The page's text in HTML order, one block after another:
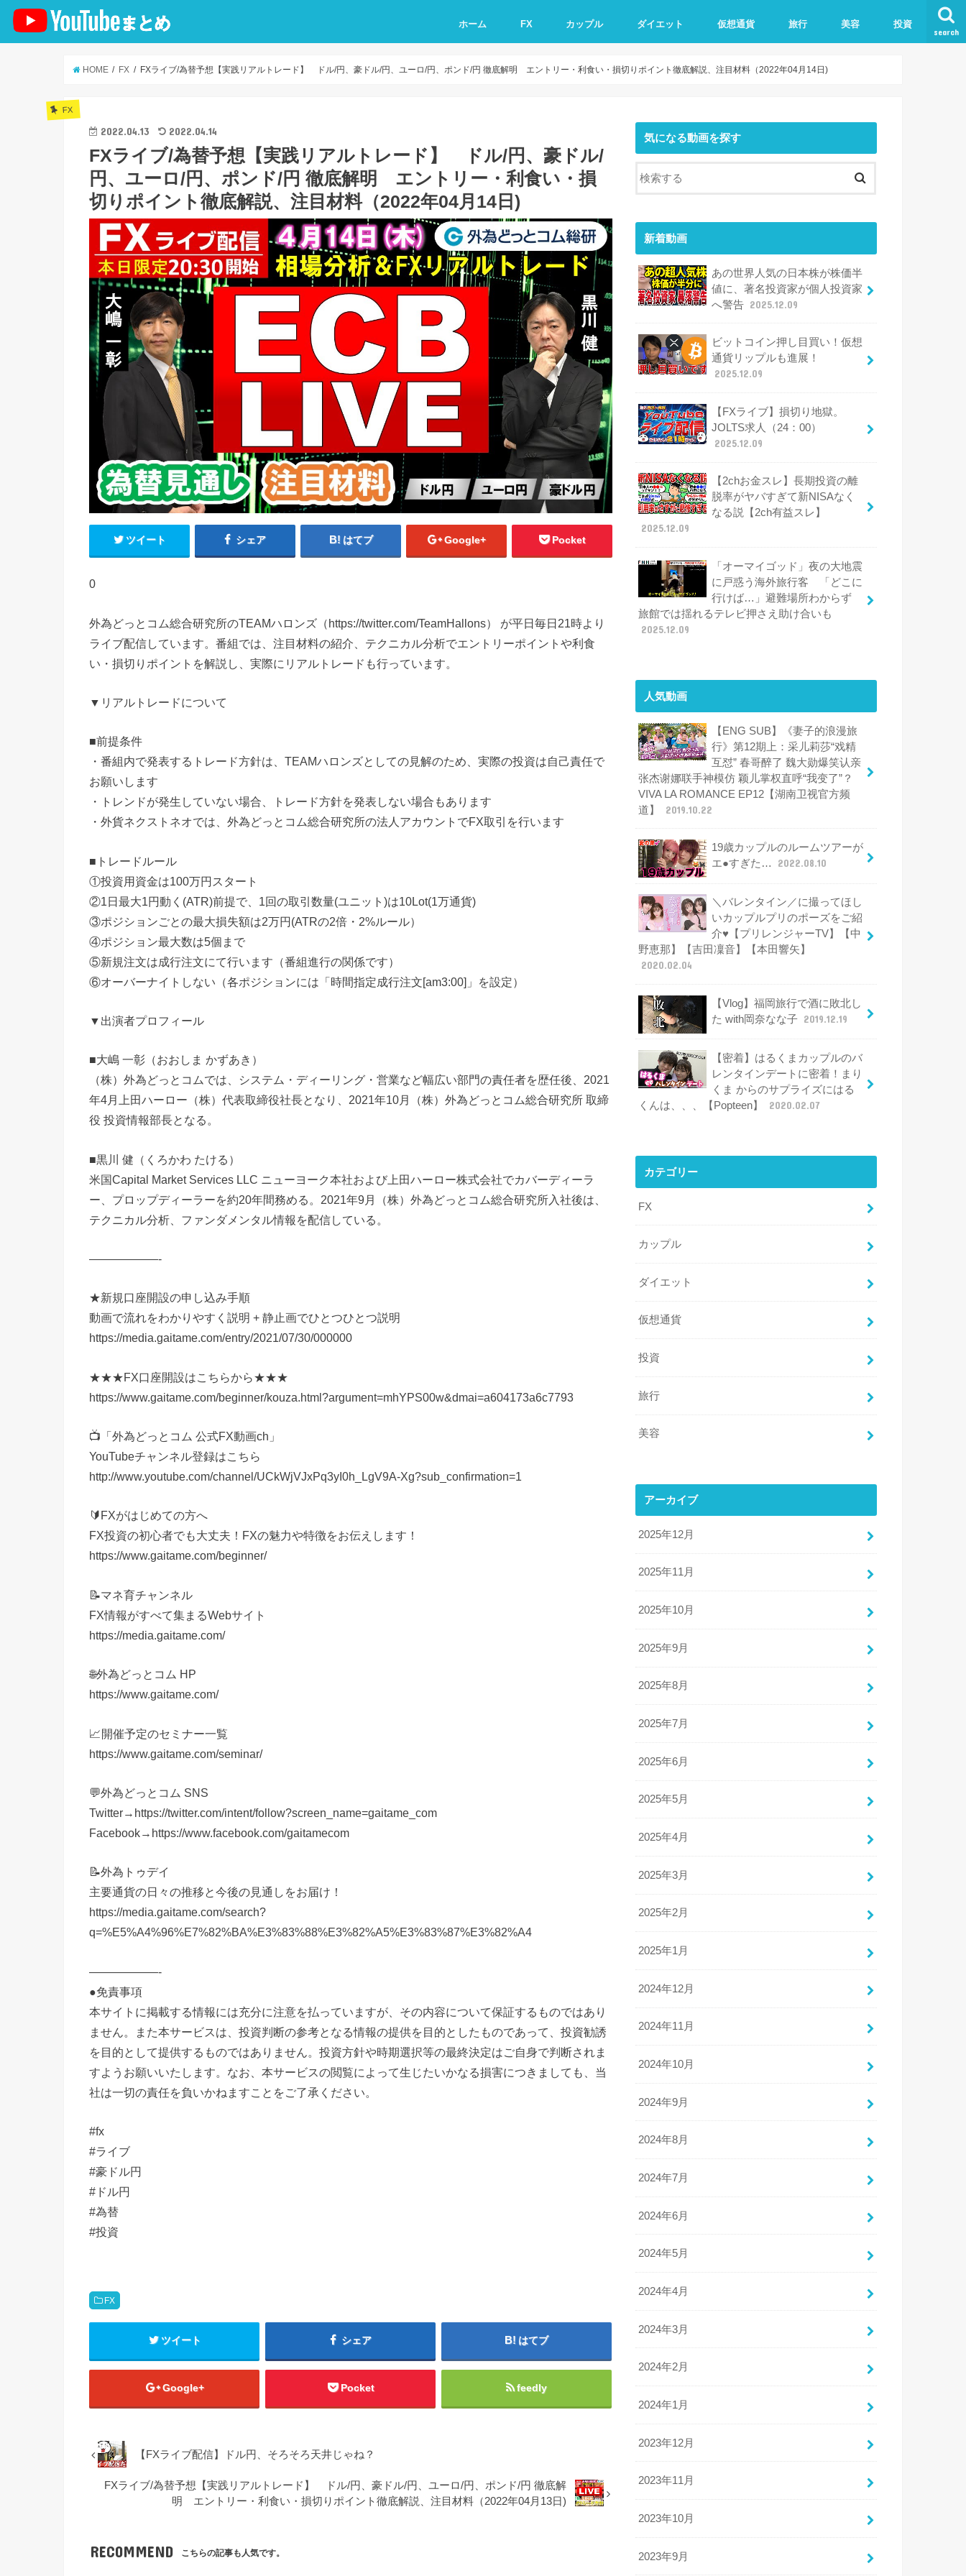
search
ホーム FX カップル ダイエット 仮想通貨 旅行 美容 投資
HOME FX FXライブ/為替予想【実践リアルトレード】 ドル/円、豪ドル/円、ユーロ/円、ポンド/円 徹底解明 エントリー・利食い・損切りポイント徹底解説、注目材料（2022年04月14日)
FX
2022.04.13 2022.04.14
FXライブ/為替予想【実践リアルトレード】 ドル/円、豪ドル/
円、ユーロ/円、ポンド/円 徹底解明 エントリー・利食い・損
切りポイント徹底解説、注目材料（2022年04月14日)
ツイート シェア はてブ Google+ Pocket
0
外為どっとコム総合研究所のTEAMハロンズ（https://twitter.com/TeamHallons） が平日毎日21時より
ライブ配信しています。番組では、注目材料の紹介、テクニカル分析でエントリーポイントや利食
い・損切りポイントを解説し、実際にリアルトレードも行っています。
▼リアルトレードについて
■前提条件
・番組内で発表するトレード方針は、TEAMハロンズとしての見解のため、実際の投資は自己責任で
お願いします
・トレンドが発生していない場合、トレード方針を発表しない場合もあります
・外貨ネクストネオでは、外為どっとコム総合研究所の法人アカウントでFX取引を行います
■トレードルール
①投資用資金は100万円スタート
②1日最大1円動く(ATR)前提で、1回の取引数量(ユニット)は10Lot(1万通貨)
③ポジションごとの最大損失額は2万円(ATRの2倍・2%ルール）
④ポジション最大数は5個まで
⑤新規注文は成行注文にて行います（番組進行の関係です）
⑥オーバーナイトしない（各ポジションには「時間指定成行注文[am3:00]」を設定）
▼出演者プロフィール
■大嶋 一彰（おおしま かずあき）
（株）外為どっとコムでは、システム・ディーリング・営業など幅広い部門の責任者を歴任後、2021
年4月上田ハーロー（株）代表取締役社長となり、2021年10月（株）外為どっとコム総合研究所 取締
役 投資情報部長となる。
■黒川 健（くろかわ たける）
米国Capital Market Services LLC ニューヨーク本社および上田ハーロー株式会社でカバーディーラ
ー、プロップディーラーを約20年間務める。2021年9月（株）外為どっとコム総合研究所入社後は、
テクニカル分析、ファンダメンタル情報を配信している。
——————-
★新規口座開設の申し込み手順
動画で流れをわかりやすく説明 + 静止画でひとつひとつ説明
https://media.gaitame.com/entry/2021/07/30/000000
★★★FX口座開設はこちらから★★★
https://www.gaitame.com/beginner/kouza.html?argument=mhYPS00w&dmai=a604173a6c7793
📺「外為どっとコム 公式FX動画ch」
YouTubeチャンネル登録はこちら
http://www.youtube.com/channel/UCkWjVJxPq3yI0h_LgV9A-Xg?sub_confirmation=1
🔰FXがはじめての方へ
FX投資の初心者でも大丈夫！FXの魅力や特徴をお伝えします！
https://www.gaitame.com/beginner/
📝マネ育チャンネル
FX情報がすべて集まるWebサイト
https://media.gaitame.com/
🌐外為どっとコム HP
https://www.gaitame.com/
📈開催予定のセミナー一覧
https://www.gaitame.com/seminar/
💬外為どっとコム SNS
Twitter→https://twitter.com/intent/follow?screen_name=gaitame_com
Facebook→https://www.facebook.com/gaitamecom
📝外為トゥデイ
主要通貨の日々の推移と今後の見通しをお届け！
https://media.gaitame.com/search?
q=%E5%A4%96%E7%82%BA%E3%83%88%E3%82%A5%E3%83%87%E3%82%A4
——————-
●免責事項
本サイトに掲載する情報には充分に注意を払っていますが、その内容について保証するものではあり
ません。また本サービスは、投資判断の参考となる情報の提供を目的としたものであって、投資勧誘
を目的として提供するものではありません。投資方針や時期選択等の最終決定はご自身で判断されま
すようお願いいたします。なお、本サービスの閲覧によって生じたいかなる損害につきましても、当
社は一切の責任を負いかねますことをご了承ください。
#fx
#ライブ
#豪ドル円
#ドル円
#為替
#投資
FX
ツイート シェア はてブ
Google+ Pocket feedly
【FXライブ配信】ドル円、そろそろ天井じゃね？
FXライブ/為替予想【実践リアルトレード】 ドル/円、豪ドル/円、ユーロ/円、ポンド/円 徹底解
明 エントリー・利食い・損切りポイント徹底解説、注目材料（2022年04月13日)
RECOMMEND こちらの記事も人気です。
気になる動画を探す
新着動画
あの世界人気の日本株が株価半
値に、著名投資家が個人投資家
へ警告 2025.12.09
ビットコイン押し目買い！仮想
通貨リップルも進展！
2025.12.09
【FXライブ】損切り地獄。
JOLTS求人（24：00）
2025.12.09
【2chお金スレ】長期投資の離
脱率がヤバすぎて新NISAなく
なる説【2ch有益スレ】
2025.12.09
「オーマイゴッド」夜の大地震
に戸惑う海外旅行客 「どこに
行けば…」避難場所わからず
旅館では揺れるテレビ押さえ助け合いも
2025.12.09
人気動画
【ENG SUB】《妻子的浪漫旅
行》第12期上：采儿莉莎“戏精
互怼” 春哥醉了 魏大勋爆笑认亲
张杰谢娜联手神模仿 颖儿掌权直呼“我变了”？
VIVA LA ROMANCE EP12【湖南卫视官方频
道】
2019.10.22
19歳カップルのルームツアーが
エ●すぎた…
2022.08.10
＼バレンタイン／に撮ってほし
いカップルプリのポーズをご紹
介♥【プリレンジャーTV】【中
野恵那】【吉田凜音】【本田響矢】
2020.02.04
【Vlog】福岡旅行で酒に敗北し
た with岡奈なな子 2019.12.19
【密着】はるくまカップルのバ
レンタインデートに密着！まり
くま からのサプライズにはる
くんは、、、【Popteen】
2020.02.07
カテゴリー
FX
カップル
ダイエット
仮想通貨
投資
旅行
美容
アーカイブ
2025年12月
2025年11月
2025年10月
2025年9月
2025年8月
2025年7月
2025年6月
2025年5月
2025年4月
2025年3月
2025年2月
2025年1月
2024年12月
2024年11月
2024年10月
2024年9月
2024年8月
2024年7月
2024年6月
2024年5月
2024年4月
2024年3月
2024年2月
2024年1月
2023年12月
2023年11月
2023年10月
2023年9月